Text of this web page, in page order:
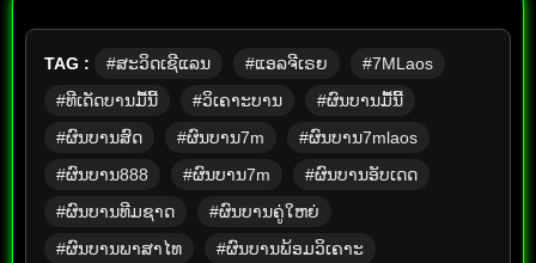
TAG : #ສະວິດເຊີແລນ #ແອລຈີເຣຍ
#7MLaos
#ທີເດັດບານມື້ນີ້
#ວິເຄາະບານ
#ຜົນບານມື້ນີ້
#ຜົນບານສົດ
#ຜົນບານ7m
#ຜົນບານ7mlaos
#ຜົນບານ888
#ຜົນບານ7m
#ຜົນບານອັບເດດ
#ຜົນບານທີມຊາດ
#ຜົນບານຄູ່ໃຫຍ່
#ຜົນບານພາສາໄທ
#ຜົນບານພ້ອມວິເຄາະ